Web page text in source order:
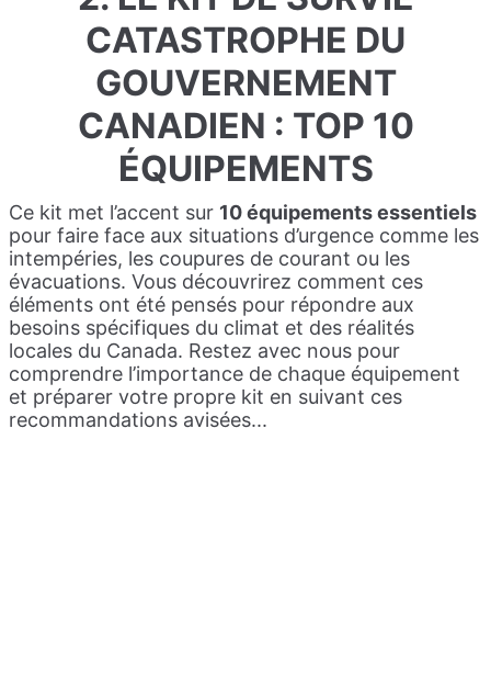
CATASTROPHE DU
GOUVERNEMENT
CANADIEN : TOP 10
ÉQUIPEMENTS
Ce kit met l’accent sur 10 équipements essentiels
pour faire face aux situations d’urgence comme les
intempéries, les coupures de courant ou les
évacuations. Vous découvrirez comment ces
éléments ont été pensés pour répondre aux
besoins spécifiques du climat et des réalités
locales du Canada. Restez avec nous pour
comprendre l’importance de chaque équipement
et préparer votre propre kit en suivant ces
recommandations avisées...